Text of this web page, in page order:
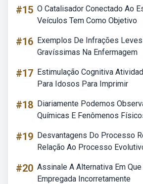
#15 O Catalisador Conectado Ao
Veículos Tem Como Objetivo
#16 Exemplos De Infrações
Gravíssimas Na Enfermagem
#17 Estimulação Cognitiva
Para Idosos Para Imprimir
#18 Diariamente Podemos
Químicas E Fenômenos
#19 Desvantagens Do Processo
Relação Ao Processo
#20 Assinale A Alternativa Em
Empregada Incorretamente